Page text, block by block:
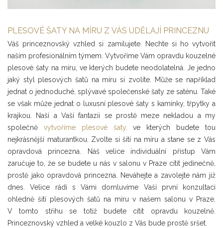
PLESOVÉ ŠATY NA MÍRU Z VÁS UDĚLAJÍ PRINCEZNU
Váš princeznovský vzhled si zamilujete. Nechte si ho vytvořit
naším profesionálním týmem. Vytvoříme Vám opravdu kouzelné
plesové šaty na míru, ve kterých budete neodolatelná. Je jedno
jaký styl plesových šatů na míru si zvolíte. Může se například
jednat o jednoduché, splývavé společenské šaty ze saténu. Také
se však může jednat o luxusní plesové šaty s kamínky, třpytky a
krajkou. Naší a Vaší fantazii se prostě meze nekladou a my
společně vytvoříme plesové šaty,
ve kterých budete tou
nejkrásnější maturantkou. Zvolte si šití na míru a stane se z Vás
opravdová princezna. Náš velice individuální přístup Vám
zaručuje to, že se budete u nás v salonu v Praze cítit jedinečně,
prostě jako opravdová princezna. Neváhejte a zavolejte nám již
dnes. Velice rádi s Vámi domluvíme Vaší první konzultaci
ohledně šití plesových šatů na míru v našem salonu v Praze.
V tomto střihu se totiž budete cítit opravdu kouzelně.
Princeznovský vzhled a velké kouzlo z Vás bude prostě sršet.